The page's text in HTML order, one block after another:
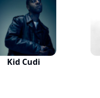
Kid Cudi